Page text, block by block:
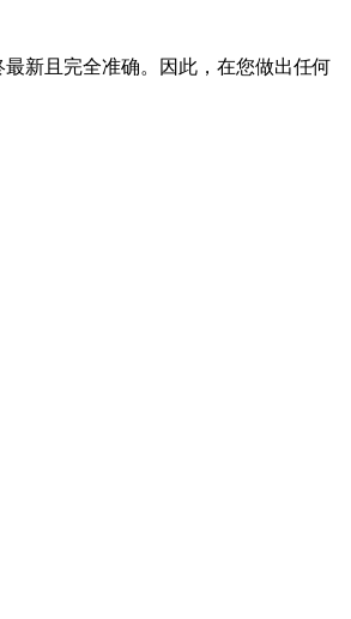
新且完全准确。因此，在您做出任何